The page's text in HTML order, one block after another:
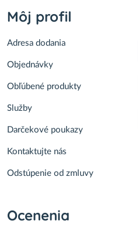
Môj profil
Adresa dodania
Objednávky
Obľúbené produkty
Služby
Darčekové poukazy
Kontaktujte nás
Odstúpenie od zmluvy
Ocenenia